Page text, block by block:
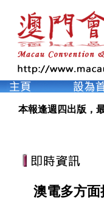
本報逢週四出版，
澳電多方